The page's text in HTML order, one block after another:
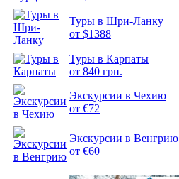
Туры в Шри-Ланку
от $1388
Туры в Карпаты
от 840 грн.
Экскурсии в Чехию
от €72
Экскурсии в Венгрию
от €60